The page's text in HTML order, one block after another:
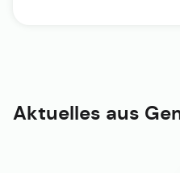
Aktuelles aus